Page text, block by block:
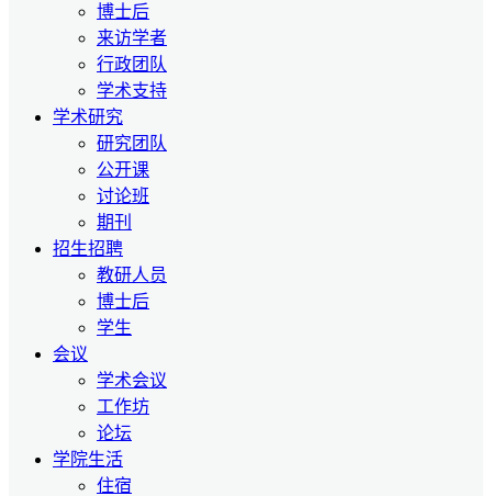
博士后
来访学者
行政团队
学术支持
学术研究
研究团队
公开课
讨论班
期刊
招生招聘
教研人员
博士后
学生
会议
学术会议
工作坊
论坛
学院生活
住宿